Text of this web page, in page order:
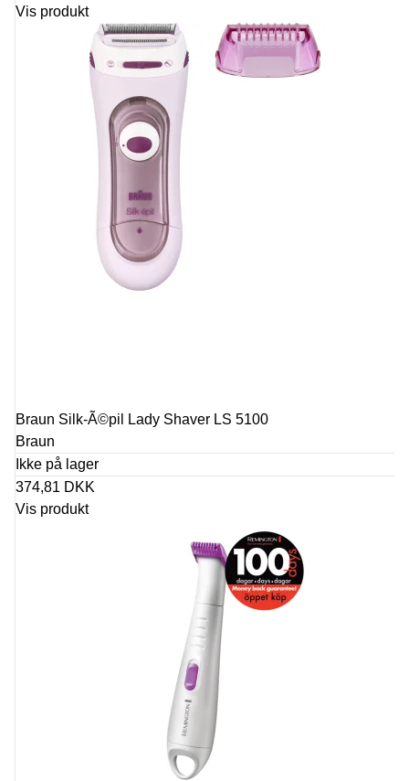
Vis produkt
Braun Silk-Ã©pil Lady Shaver LS 5100
Braun
Ikke på lager
374,81 DKK
Vis produkt